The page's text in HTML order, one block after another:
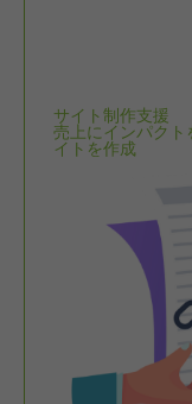
サイト制作支援
売上にインパクト
イトを作成